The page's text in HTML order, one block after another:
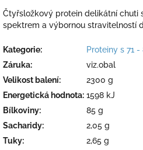
Čtyřsložkový protein delikátní chuti
spektrem a výbornou stravitelností
Kategorie:
Proteiny s 71
Záruka:
viz.obal
Velikost balení:
2300 g
Energetická hodnota: 1598 kJ
Bílkoviny:
85 g
Sacharidy:
2,05 g
Tuky:
2,65 g